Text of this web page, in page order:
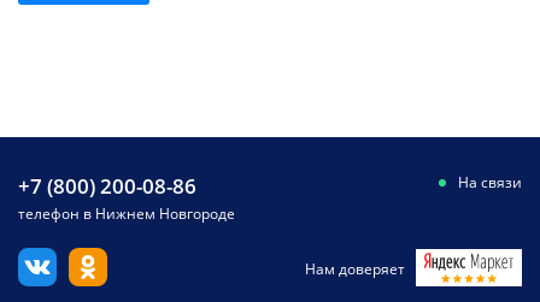
+7 (800) 200-08-86
телефон в Нижнем Новгороде
На связи
Нам доверяет